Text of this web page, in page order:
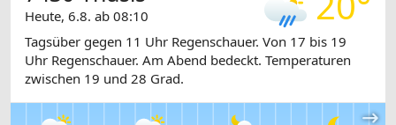
Heute, 6.8. ab 08:10
Tagsüber gegen 11 Uhr Regenschauer. Von 17 bis 19
Uhr Regenschauer. Am Abend bedeckt. Temperaturen
zwischen 19 und 28 Grad.